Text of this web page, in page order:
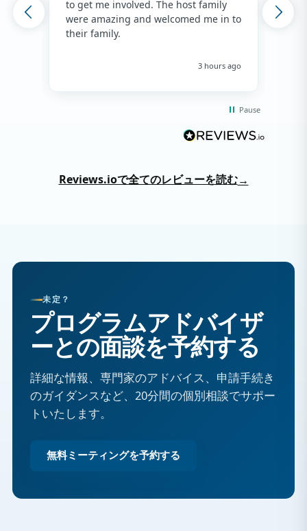
to get me involved. The host family
were amazing and welcomed me in to
their family.
3 hours ago
Pause
Reviews.ioで全てのレビューを読む→
未定？
プログラムアドバイザ
ーとの面談を予約する
詳細な情報、専門家のアドバイス、申請手続き
のガイダンスなど、20分間の個別相談でサポー
トいたします。
無料ミーティングを予約する